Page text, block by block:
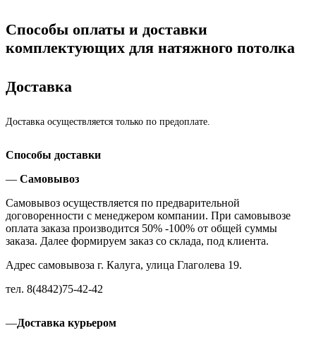
Способы оплаты и доставки
комплектующих для натяжного потолка
Доставка
Доставка осуществляется только по предоплате.
Способы доставки
— Самовывоз
Самовывоз осуществляется по предварительной
договоренности с менеджером компании. При самовывозе
оплата заказа производится 50% -100% от общей суммы
заказа. Далее формируем заказ со склада, под клиента.
Адрес самовывоза г. Калуга, улица Глаголева 19.
тел. 8(4842)75-42-42
—Доставка курьером